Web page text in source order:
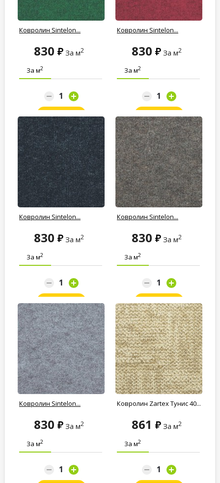
Ковролин Sintelon...
830 За м2
За м2
Ковролин Sintelon...
830 За м2
За м2
Ковролин Sintelon...
830 За м2
За м2
Ковролин Sintelon...
830 За м2
За м2
Ковролин Sintelon...
830 За м2
За м2
Ковролин Zartex Тунис 40...
861 За м2
За м2